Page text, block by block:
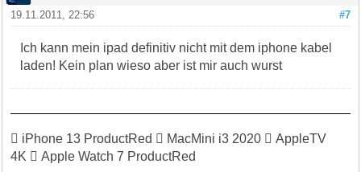
#7
19.11.2011, 22:56
Ich kann mein ipad definitiv nicht mit dem iphone kabel
laden! Kein plan wieso aber ist mir auch wurst
 iPhone 13 ProductRed  MacMini i3 2020  AppleTV
4K  Apple Watch 7 ProductRed